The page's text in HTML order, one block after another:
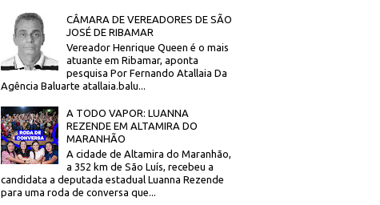
CÂMARA DE VEREADORES DE SÃO
JOSÉ DE RIBAMAR
Vereador Henrique Queen é o mais
atuante em Ribamar, aponta
pesquisa Por Fernando Atallaia Da
Agência Baluarte atallaia.balu...
A TODO VAPOR: LUANNA
REZENDE EM ALTAMIRA DO
MARANHÃO
A cidade de Altamira do Maranhão,
a 352 km de São Luís, recebeu a
candidata a deputada estadual Luanna Rezende
para uma roda de conversa que...